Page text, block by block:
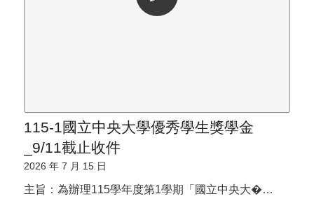
115-1國立中央大學優秀學生獎學金
_9/11截止收件
2026 年 7 月 15 日
主旨：為辦理115學年度第1學期「國立中央大�…